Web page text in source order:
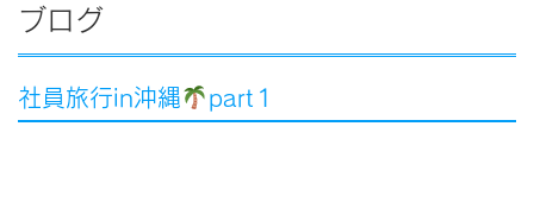
ブログ
社員旅行in沖縄 part１